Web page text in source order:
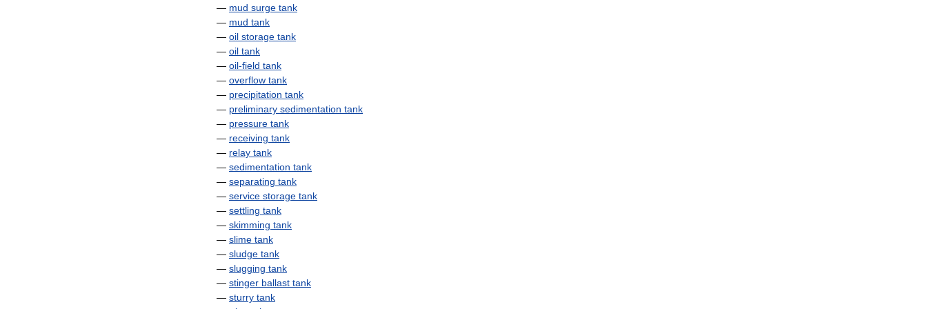
— mud surge tank
— mud tank
— oil storage tank
— oil tank
— oil-field tank
— overflow tank
— precipitation tank
— preliminary sedimentation tank
— pressure tank
— receiving tank
— relay tank
— sedimentation tank
— separating tank
— service storage tank
— settling tank
— skimming tank
— slime tank
— sludge tank
— slugging tank
— stinger ballast tank
— sturry tank